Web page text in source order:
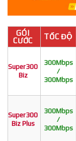
GÓI
CƯỚC
TỐC ĐỘ
Super300
Biz
300Mbps
/
300Mbps
Super300
Biz Plus
300Mbps
/
300Mbps